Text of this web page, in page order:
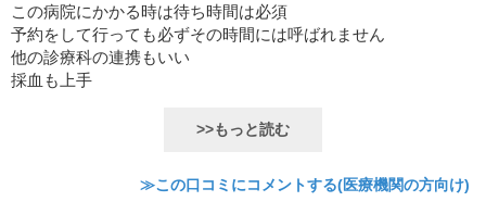
この病院にかかる時は待ち時間は必須
予約をして行っても必ずその時間には呼ばれません
他の診療科の連携もいい
採血も上手
>>もっと読む
≫この口コミにコメントする(医療機関の方向け)